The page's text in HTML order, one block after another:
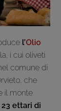
l’Olio
i cui oliveti
comune di
che
il monte
23 ettari di